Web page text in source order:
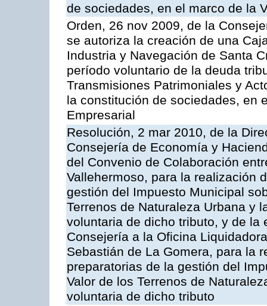
de sociedades, en el marco de la
Orden, 26 nov 2009, de la
se autoriza la creación de una
Industria y Navegación de Santa
período voluntario de la deuda
Transmisiones Patrimoniales y
la constitución de sociedades, en
Empresarial
Resolución, 2 mar 2010, de la
Consejería de Economía y
del Convenio de Colaboración
Vallehermoso, para la realización
gestión del Impuesto Municipal
Terrenos de Naturaleza Urbana y
voluntaria de dicho tributo, y de la
Consejería a la Oficina
Sebastián de La Gomera, para la
preparatorias de la gestión del
Valor de los Terrenos de
voluntaria de dicho tributo